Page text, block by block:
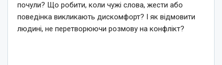
почули? Що робити, коли чужі слова, жести або
поведінка викликають дискомфорт? І як відмовити
людині, не перетворюючи розмову на конфлікт?